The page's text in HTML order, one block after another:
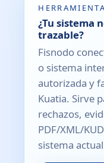
¿Tu sistema
trazable?
Fisnodo
o sistema
autorizada y
Kuatia. Sirve
rechazos,
PDF/XML/
sistema